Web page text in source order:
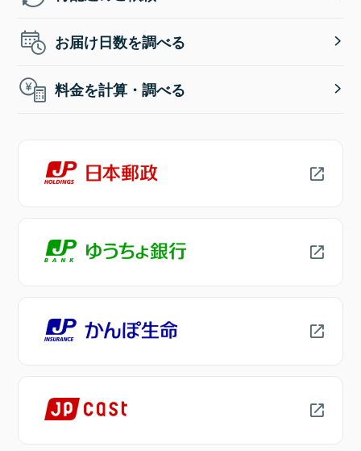
お届け日数を調べる
料金を計算・調べる